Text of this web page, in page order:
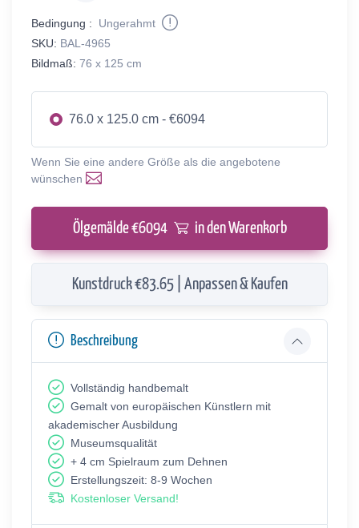
Bedingung :
Ungerahmt
SKU: BAL-4965
Bildmaß: 76 x 125 cm
76.0 x 125.0 cm - €6094
Wenn Sie eine andere Größe als die angebotene
wünschen
Ölgemälde €6094 in den Warenkorb
Kunstdruck €83.65 | Anpassen & Kaufen
Beschreibung
Vollständig handbemalt
Gemalt von europäischen Künstlern mit
akademischer Ausbildung
Museumsqualität
+ 4 cm Spielraum zum Dehnen
Erstellungszeit: 8-9 Wochen
Kostenloser Versand!